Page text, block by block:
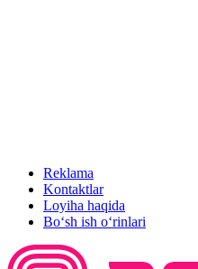
Reklama
Kontaktlar
Loyiha haqida
Bo‘sh ish o‘rinlari